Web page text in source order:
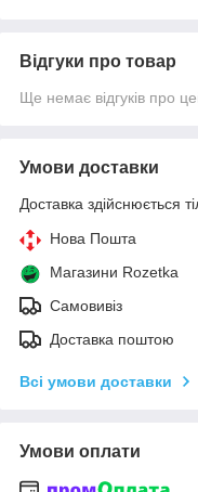
Відгуки про товар
Ще немає відгуків про
Умови доставки
Доставка здійснюється
Нова Пошта
Магазини Rozetka
Самовивіз
Доставка поштою
Всі умови доставки
Умови оплати